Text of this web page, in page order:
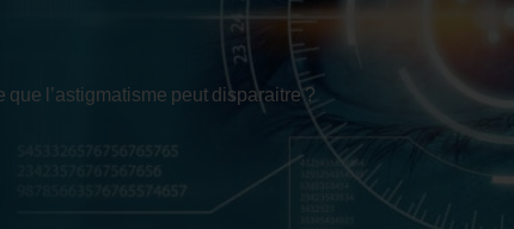
que l’astigmatisme peut disparaitre ?